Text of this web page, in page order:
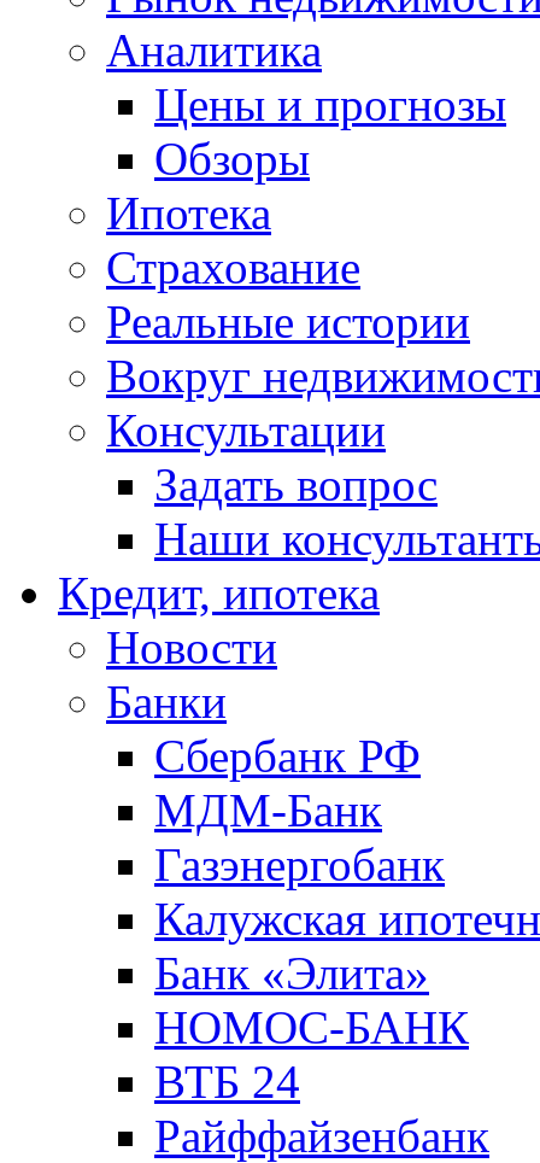
Аналитика
Цены и прогнозы
Обзоры
Ипотека
Страхование
Реальные истории
Вокруг
Консультации
Задать вопрос
Наши
Кредит, ипотека
Новости
Банки
Сбербанк РФ
МДМ-Банк
Газэнергобанк
Калужская
Банк «Элита»
НОМОС-БАНК
ВТБ 24
Райффайзенбанк